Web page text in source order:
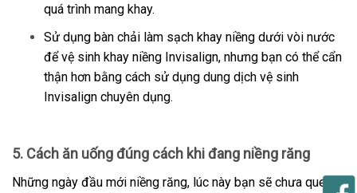
quá trình mang khay.
Sử dụng bàn chải làm sạch khay niềng dưới vòi nước
để vệ sinh khay niềng Invisalign, nhưng bạn có thể cẩn
thận hơn bằng cách sử dụng dung dịch vệ sinh
Invisalign chuyên dụng.
5. Cách ăn uống đúng cách khi đang niềng răng
Những ngày đầu mới niềng răng, lúc này bạn sẽ chưa quen